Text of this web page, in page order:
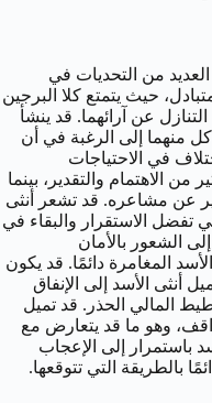
من التحديات في
حيث يتمتع كلا البرجين
عن آرائهما. قد ينشأ
منهما إلى الرغبة في أن
في الاحتياجات
من الاهتمام والتقدير، بينما
عن مشاعره. قد تشعر أنثى
تفضل الاستقرار والبقاء في
الشعور بالأمان
المغامرة دائمًا. قد يكون
أنثى الأسد إلى الإنفاق
المالي الحذر. قد تميل
وهو ما قد يتعارض مع
باستمرار إلى الإعجاب
بالطريقة التي تتوقعها.